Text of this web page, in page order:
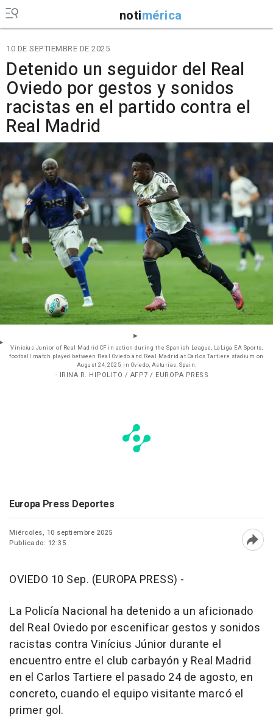
notimérica
10 DE SEPTIEMBRE DE 2025
Detenido un seguidor del Real
Oviedo por gestos y sonidos
racistas en el partido contra el
Real Madrid
Vinicius Junior of Real Madrid CF in action during the Spanish League, LaLiga EA Sports,
football match played between Real Oviedo and Real Madrid at Carlos Tartiere stadium on
August 24, 2025, in Oviedo, Asturias, Spain.
- IRINA R. HIPOLITO / AFP7 / EUROPA PRESS
Europa Press Deportes
Miércoles, 10 septiembre 2025
Publicado: 12:35
OVIEDO 10 Sep. (EUROPA PRESS) -
La Policía Nacional ha detenido a un aficionado
del Real Oviedo por escenificar gestos y sonidos
racistas contra Vinícius Júnior durante el
encuentro entre el club carbayón y Real Madrid
en el Carlos Tartiere el pasado 24 de agosto, en
concreto, cuando el equipo visitante marcó el
primer gol.